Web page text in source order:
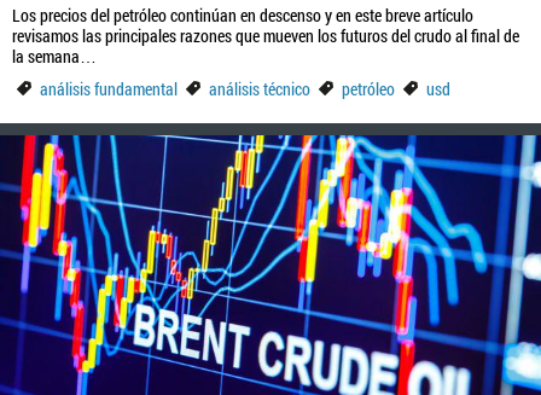
Los precios del petróleo continúan en descenso y en este breve artículo
revisamos las principales razones que mueven los futuros del crudo al final de
la semana…
análisis fundamental
análisis técnico petróleo usd